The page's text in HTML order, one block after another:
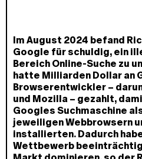
Im August 2024 befand
Google für schuldig, ein
Bereich Online-Suche zu
hatte Milliarden Dollar an
Browserentwickler –
und Mozilla – gezahlt,
Googles Suchmaschine
jeweiligen Webbrowsern
installierten. Dadurch
Wettbewerb